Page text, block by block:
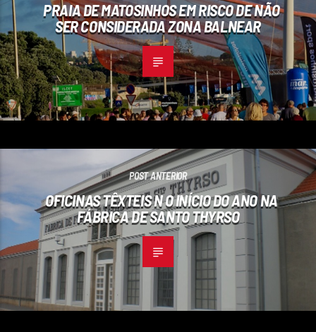
PRAIA DE MATOSINHOS EM RISCO DE NÃO
SER CONSIDERADA ZONA BALNEAR
POST ANTERIOR
OFICINAS TÊXTEIS N O INÍCIO DO ANO NA
FÁBRICA DE SANTO THYRSO